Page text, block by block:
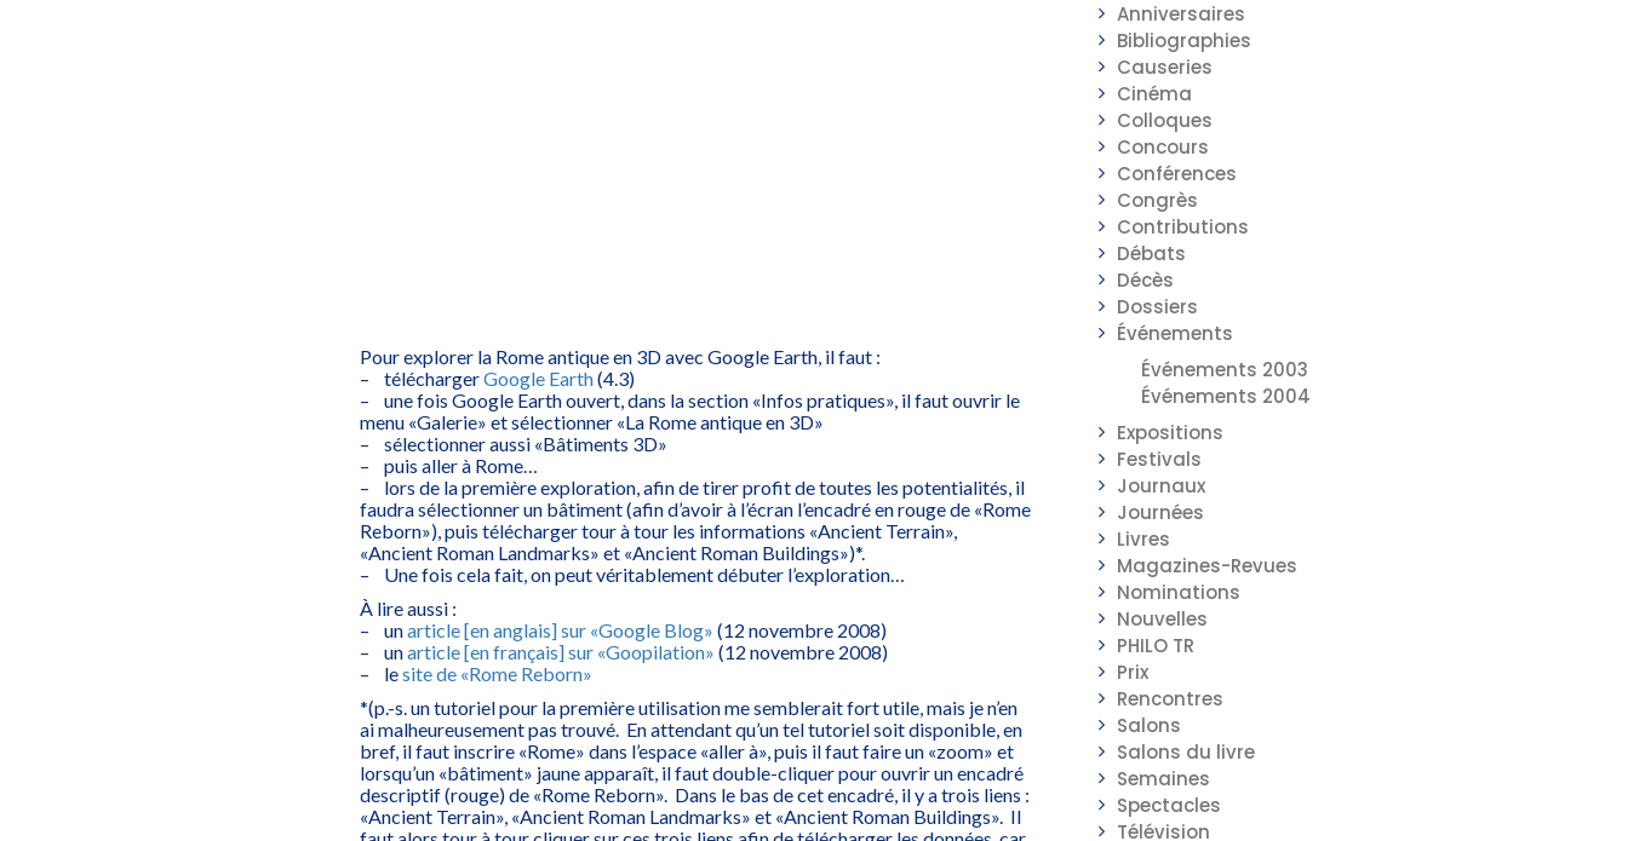
Pour explorer la Rome antique en 3D avec Google Earth, il faut :
– téléchargerGoogle Earth(4.3)
– une fois Google Earth ouvert, dans la section «Infos pratiques», il faut ouvrir le
menu «Galerie» et sélectionner «La Rome antique en 3D»
– sélectionner aussi «Bâtiments 3D»
– puis aller à Rome…
– lors de la première exploration, afin de tirer profit de toutes les potentialités, il
faudra sélectionner un bâtiment (afin d’avoir à l’écran l’encadré en rouge de «Rome
Reborn»), puis télécharger tour à tour les informations «Ancient Terrain»,
«Ancient Roman Landmarks» et «Ancient Roman Buildings»)*.
– Une fois cela fait, on peut véritablement débuter l’exploration…
À lire aussi :
– unarticle [en anglais] sur «Google Blog» (12 novembre 2008)
– unarticle [en français] sur «Goopilation» (12 novembre 2008)
– lesite de «Rome Reborn»
*(p.-s. un tutoriel pour la première utilisation me semblerait fort utile, mais je n’en
ai malheureusement pas trouvé. En attendant qu’un tel tutoriel soit disponible, en
bref, il faut inscrire «Rome» dans l’espace «aller à», puis il faut faire un «zoom» et
lorsqu’un «bâtiment» jaune apparaît, il faut double-cliquer pour ouvrir un encadré
descriptif (rouge) de «Rome Reborn». Dans le bas de cet encadré, il y a trois liens :
«Ancient Terrain», «Ancient Roman Landmarks» et «Ancient Roman Buildings». Il
Anniversaires
Bibliographies
Causeries
Cinéma
Colloques
Concours
Conférences
Congrès
Contributions
Débats
Décès
Dossiers
Événements
Événements 2003
Événements 2004
Expositions
Festivals
Journaux
Journées
Livres
Magazines-Revues
Nominations
Nouvelles
PHILO TR
Prix
Rencontres
Salons
Salons du livre
Semaines
Spectacles
Télévision